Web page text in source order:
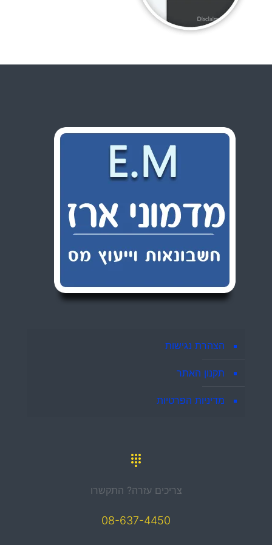
הצהרת נגישות
תקנון האתר
מדיניות הפרטיות
צריכים עזרה? התקשרו
08-637-4450